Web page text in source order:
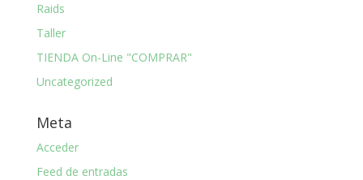
Raids
Taller
TIENDA On-Line "COMPRAR"
Uncategorized
Meta
Acceder
Feed de entradas